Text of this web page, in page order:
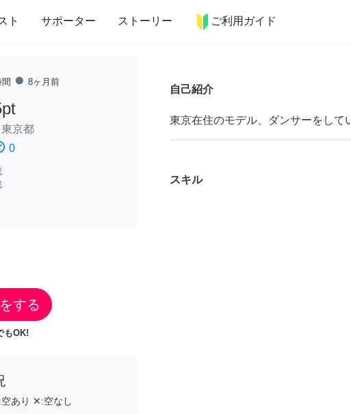
ト サポーター ストーリー ご利用ガイド
インテリア 趣味・習い事 ペット 料理
fiber_manual_record 8ヶ月前
東京都
0
する
もOK!
空あり ✕:空なし
自己紹介
東京在住のモデル、ダンサーをして
スキル